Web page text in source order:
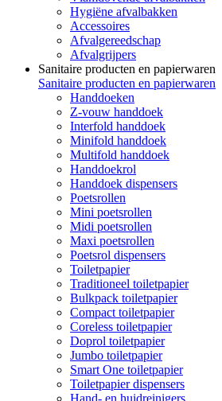
Hygiëne afvalbakken
Accessoires
Afvalgereedschap
Afvalgrijpers
Sanitaire producten en papierwaren
Sanitaire producten en papierwaren
Handdoeken
Z-vouw handdoek
Interfold handdoek
Minifold handdoek
Multifold handdoek
Handdoekrol
Handdoek dispensers
Poetsrollen
Mini poetsrollen
Midi poetsrollen
Maxi poetsrollen
Poetsrol dispensers
Toiletpapier
Traditioneel toiletpapier
Bulkpack toiletpapier
Compact toiletpapier
Coreless toiletpapier
Doprol toiletpapier
Jumbo toiletpapier
Smart One toiletpapier
Toiletpapier dispensers
Hand- en huidreinigers